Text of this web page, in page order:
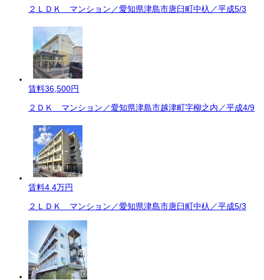
２ＬＤＫ マンション／愛知県津島市唐臼町中杁／平成5/3
賃料36,500円
２ＤＫ マンション／愛知県津島市越津町字柳之内／平成4/9
賃料4.4万円
２ＬＤＫ マンション／愛知県津島市唐臼町中杁／平成5/3